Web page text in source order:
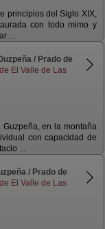
principios del Siglo XIX,
con todo mimo y
...
/ Prado de
de El Valle de Las
en la montaña
con capacidad de
...
/ Prado de
de El Valle de Las